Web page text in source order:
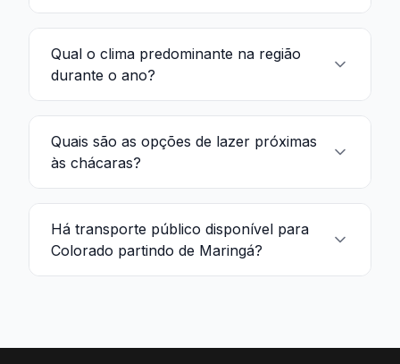
Qual o clima predominante na região
durante o ano?
Quais são as opções de lazer próximas
às chácaras?
Há transporte público disponível para
Colorado partindo de Maringá?